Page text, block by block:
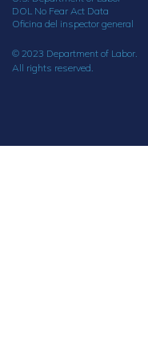
DOL No Fear Act Data
Oficina del inspector general
© 2023 Department of Labor.
All rights reserved.